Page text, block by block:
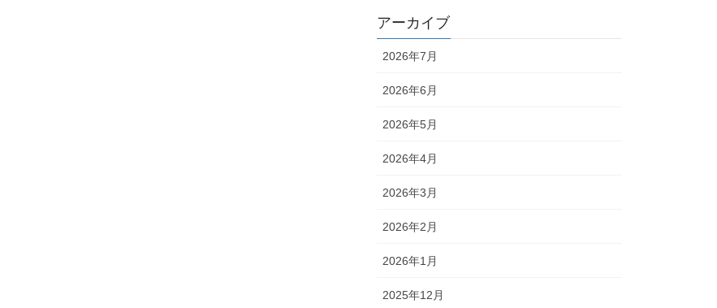
アーカイブ
2026年7月
2026年6月
2026年5月
2026年4月
2026年3月
2026年2月
2026年1月
2025年12月